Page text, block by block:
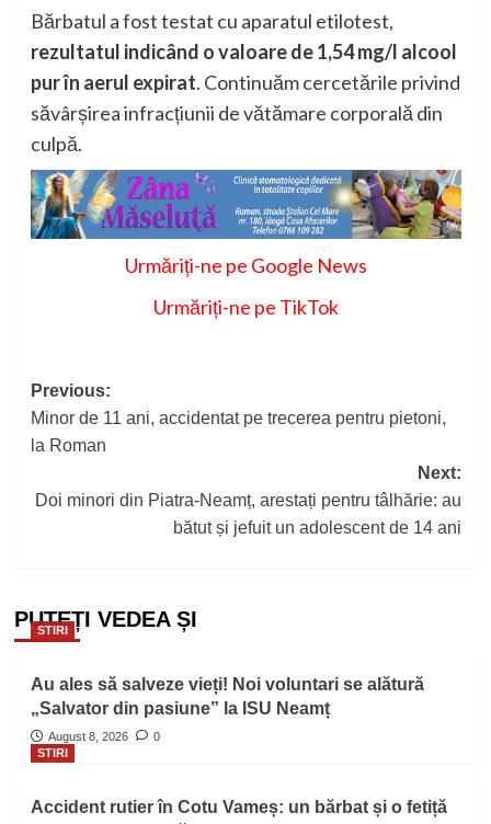
Bărbatul a fost testat cu aparatul etilotest,
rezultatul indicând o valoare de 1,54 mg/l alcool
pur în aerul expirat. Continuăm cercetările privind
săvârșirea infracțiunii de vătămare corporală din
culpă.
Urmăriți-ne pe Google News
Urmăriți-ne pe TikTok
Post
navigation
Previous:
Minor de 11 ani, accidentat pe trecerea pentru pietoni,
la Roman
Next:
Doi minori din Piatra-Neamț, arestați pentru tâlhărie: au
bătut și jefuit un adolescent de 14 ani
PUTEȚI VEDEA ȘI
STIRI
Au ales să salveze vieți! Noi voluntari se alătură
„Salvator din pasiune” la ISU Neamț
August 8, 2026
0
STIRI
Accident rutier în Cotu Vameș: un bărbat și o fetiță